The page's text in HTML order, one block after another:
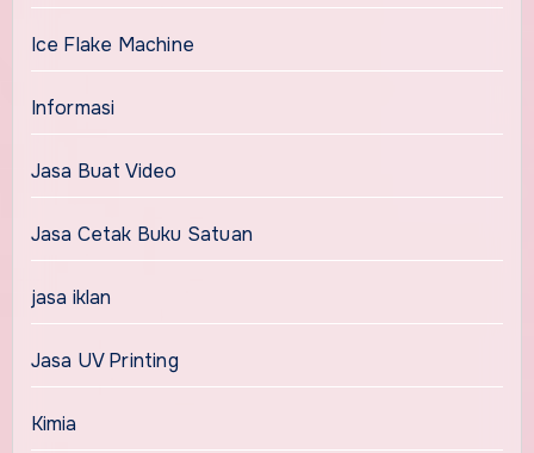
Ice Flake Machine
Informasi
Jasa Buat Video
Jasa Cetak Buku Satuan
jasa iklan
Jasa UV Printing
Kimia